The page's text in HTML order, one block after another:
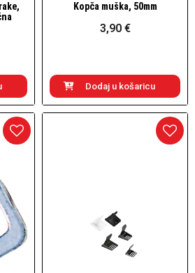
Brzi pogled
Kopča muška, 50mm
3,90 €
Dodaj u košaricu